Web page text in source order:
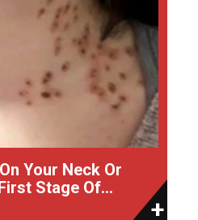
Your Neck Or
Stage Of...